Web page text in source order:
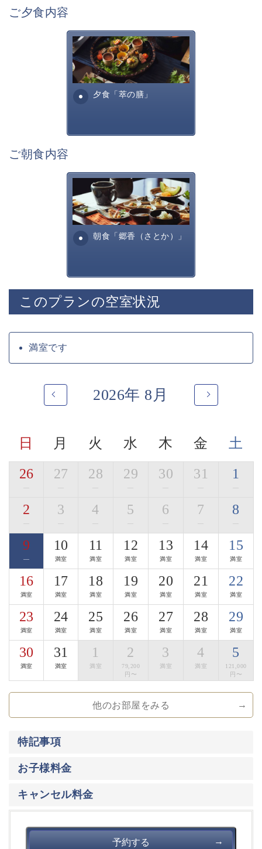
■囲炉裏茶の間
囲炉裏を囲みながら、庭園を眺めながら・・
萃ならではの、集い語らう寛ぎの空間です。
チェックイン・チェックアウトはこちらで行います。
■展望露天風呂
諏訪湖を一望する展望露天風呂
神秘的な諏訪湖を眺めながら寛ぎの時間をお過ごしくだ
■お食事「萃の膳」
旬の美味しく安全な食材を信州諏訪らしい調理方法で提
諏訪の地酒や味噌、醤油といった
自信を持って提供できる調味料を厳選して使用しており
※苦手なものやアレルギー食材については事前にお申し
事メニューをお愉しみいただけます。
・ご夕食「寛ぎの膳」
職人が手間暇かけたお食事になります。
季節ごとに変わる名物の土鍋ご飯や自家製の信州蕎麦も
ございます。
・ご朝食「郷香（さとか）」
田舎を懐かしむような、身体に優しいお食事となってお
信州の郷の香りを感じていただけましたら幸いです。
■お食事処
車椅子の対応が可能な料亭もございます。
・「木曽漆器のお箸」使用体験
ご夕食時には、木曽平沢の老舗「荻村漆器店」の木曽漆
器のお箸をご用意。
3種からお好みの一膳を選び、料理とともに日本の手仕
事を体感いただけます。
■地酒Bar
夜８時以降は、囲炉裏茶の間が地酒Barになります。
諏訪エリア全ての酒蔵の地酒をお楽しみ頂けます。
おつまみは、地酒Barだけの信州サーモンの燻製、
漬物、長門牧場のチーズの盛り合わせなどをご用意して
たら幸いです。
せ。
ご夕食内容
夕食「萃の膳」
萃sui-諏訪湖のお食事は、旬
の美味しく安全な食材を信州
諏訪らしい調理方法で提供す
る萃諏訪湖の料理全...
ご朝食内容
朝食「郷香（さとか）」
田舎を懐かしむような、そし
て身体に優しいお食事内容と
なっております。お粥・出汁
巻きたまご、焼き魚・・...
このプランの空室状況
満室です
2026年 8月
日 月 火 水 木 金
土
26
—
27
—
28
—
29
—
30
—
31
—
1
—
2
—
3
—
4
—
5
—
6
—
7
—
8
—
9
—
10
満室
11
満室
12
満室
13
満室
14
満室
15
満室
16
満室
17
満室
18
満室
19
満室
20
満室
21
満室
22
満室
23
満室
24
満室
25
満室
26
満室
27
満室
28
満室
29
満室
30
満室
31
満室
1
満室
2
79,200
円〜
3
満室
4
満室
5
121,000
円〜
他のお部屋をみる
特記事項
お子様料金
キャンセル料金
予約する